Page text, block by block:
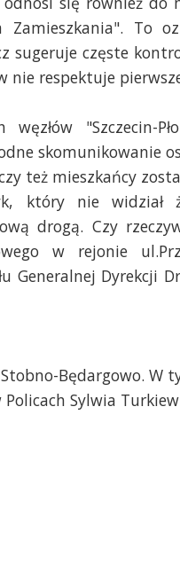
To
sugeruje częste
nie respektuje
"Szczecin-
skomunikowanie
też mieszkańcy
który nie widział
drogą. Czy
w rejonie
Generalnej Dyrekcji
Będargowo. W
Sylwia